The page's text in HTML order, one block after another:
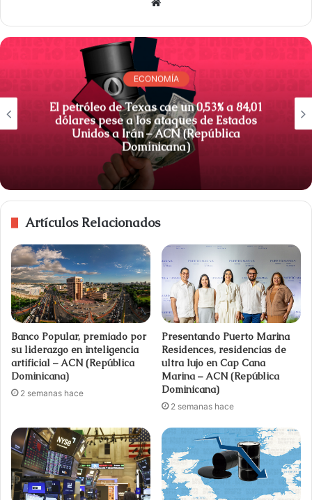
t
o
w
e
b
ECONOMÍA
El petróleo de Texas cae un 0,53% a 84,01
dólares pese a los ataques de Estados
Unidos a Irán – ACN (República
Dominicana)
Artículos Relacionados
Banco Popular, premiado por
su liderazgo en inteligencia
artificial – ACN (República
Dominicana)
2 semanas hace
Presentando Puerto Marina
Residences, residencias de
ultra lujo en Cap Cana
Marina – ACN (República
Dominicana)
2 semanas hace